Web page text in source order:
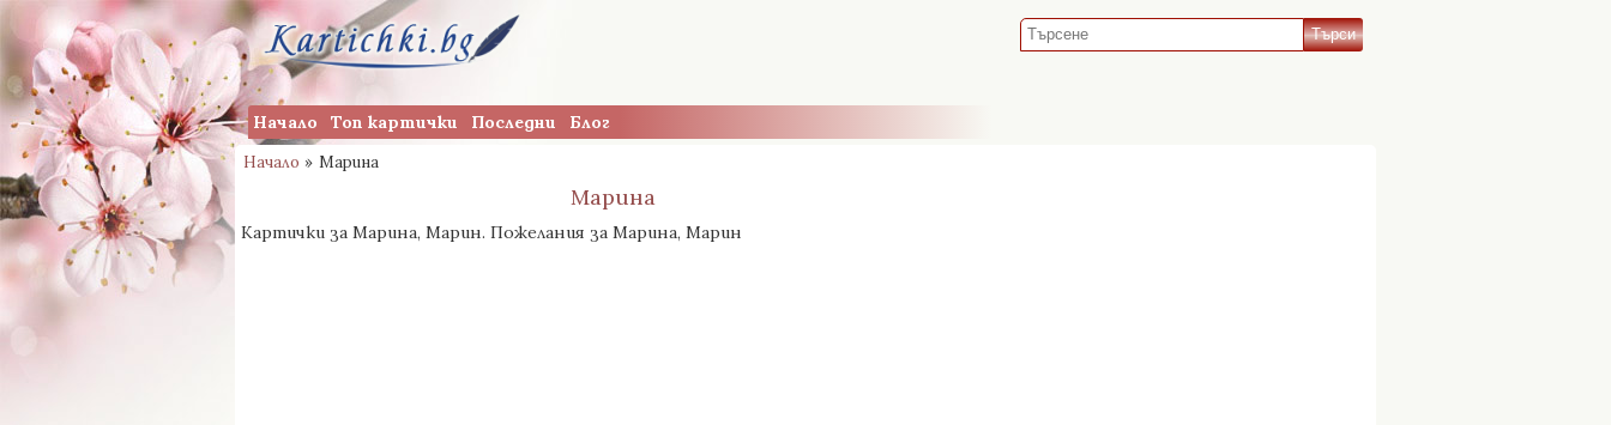
Начало Топ картички Последни Блог
Начало » Марина
Марина
Картички за Марина, Марин. Пожелания за Марина, Марин